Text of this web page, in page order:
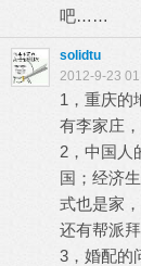
吧……
solidtu
2012-9-23
1，重庆
有李家庄
2，中国人
国；经济
式也是家
还有帮派
3，婚配的